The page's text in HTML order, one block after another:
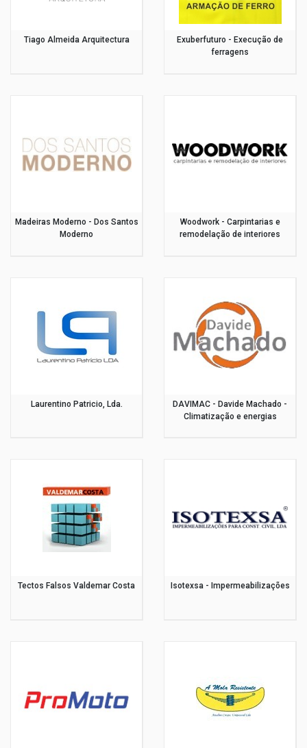
Tiago Almeida Arquitectura
Exuberfuturo - Execução de
ferragens
Madeiras Moderno - Dos Santos
Moderno
Woodwork - Carpintarias e
remodelação de interiores
Laurentino Patricio, Lda.
DAVIMAC - Davide Machado -
Climatização e energias
Tectos Falsos Valdemar Costa Isotexsa - Impermeabilizações